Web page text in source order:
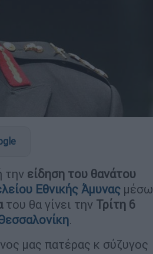
την είδηση του θανάτου
Εθνικής Άμυνας μέσω
του θα γίνει την Τρίτη 6
.
μας πατέρας κ σύζυγος